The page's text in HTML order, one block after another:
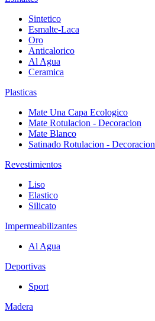
Sintetico
Esmalte-Laca
Oro
Anticalorico
Al Agua
Ceramica
Plasticas
Mate Una Capa Ecologico
Mate Rotulacion - Decoracion
Mate Blanco
Satinado Rotulacion - Decoracion
Revestimientos
Liso
Elastico
Silicato
Impermeabilizantes
Al Agua
Deportivas
Sport
Madera